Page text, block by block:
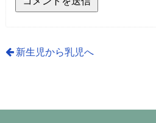
新生児から乳児へ